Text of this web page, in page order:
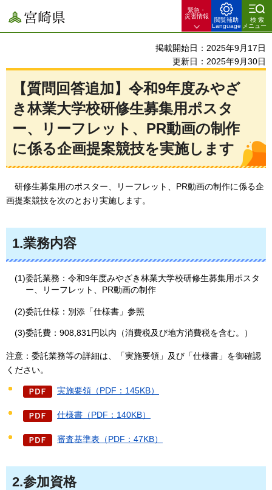
宮崎県
緊急・
災害情報
閲覧補助
Language
検索
メニュー
掲載開始日：2025年9月17日
更新日：2025年9月30日
【質問回答追加】令和9年度みやざ
き林業大学校研修生募集用ポスタ
ー、リーフレット、PR動画の制作
に係る企画提案競技を実施します
研修生募集用のポスター、リーフレット、PR動画の制作に係る企
画提案競技を次のとおり実施します。
1.業務内容
(1)委託業務：令和9年度みやざき林業大学校研修生募集用ポスタ
ー、リーフレット、PR動画の制作
(2)委託仕様：別添「仕様書」参照
(3)委託費：908,831円以内（消費税及び地方消費税を含む。）
注意：委託業務等の詳細は、「実施要領」及び「仕様書」を御確認
ください。
実施要領（PDF：145KB）
仕様書（PDF：140KB）
審査基準表（PDF：47KB）
2.参加資格